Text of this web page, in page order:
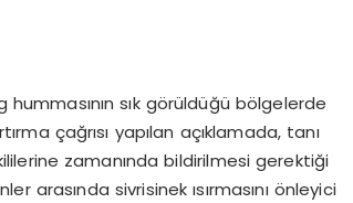
sık görüldüğü bölgelerde
çağrısı yapılan açıklamada, tanı
zamanında bildirilmesi gerektiği
arasında sivrisinek ısırmasını önleyici